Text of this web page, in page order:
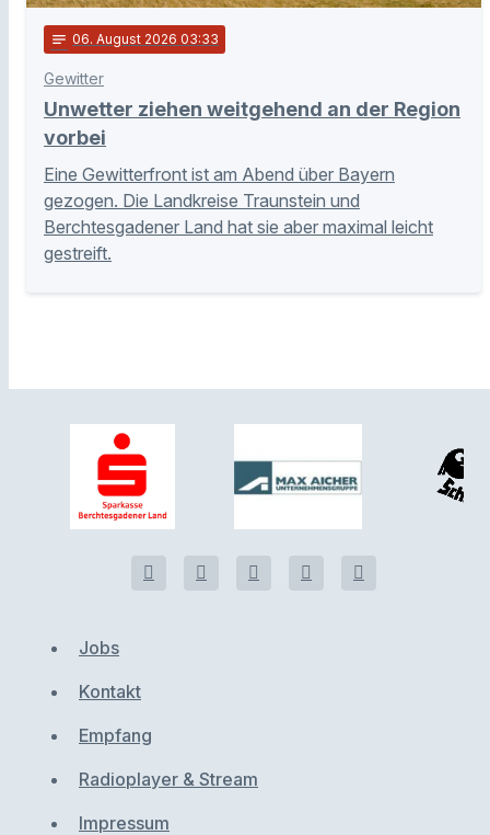
notes 06. August 2026 03:33
Gewitter
Unwetter ziehen weitgehend an der Region
vorbei
Eine Gewitterfront ist am Abend über Bayern
gezogen. Die Landkreise Traunstein und
Berchtesgadener Land hat sie aber maximal leicht
gestreift.
Jobs
Kontakt
Empfang
Radioplayer & Stream
Impressum